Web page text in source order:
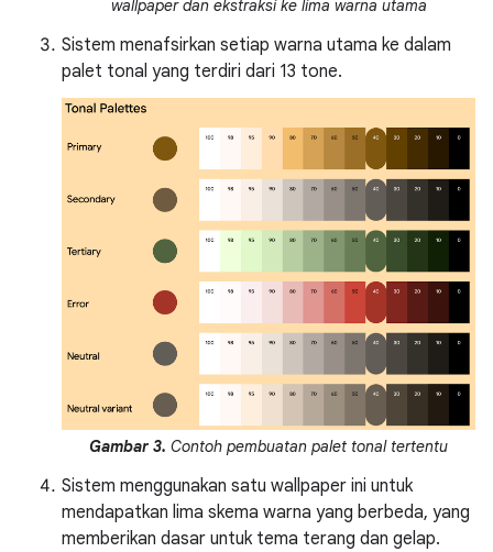
wallpaper dan ekstraksi ke lima warna utama
Sistem menafsirkan setiap warna utama ke dalam
palet tonal yang terdiri dari 13 tone.
Gambar 3. Contoh pembuatan palet tonal tertentu
Sistem menggunakan satu wallpaper ini untuk
mendapatkan lima skema warna yang berbeda, yang
memberikan dasar untuk tema terang dan gelap.